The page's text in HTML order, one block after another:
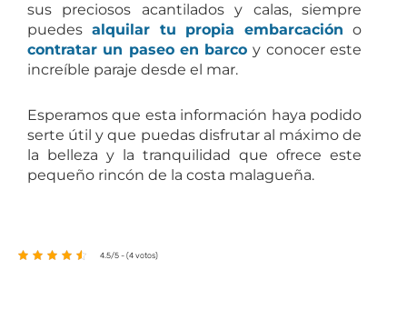
sus preciosos acantilados y calas, siempre
puedes alquilar tu propia embarcación o
contratar un paseo en barcoy conocer este
increíble paraje desde el mar.
Esperamos que esta información haya podido
serte útil y que puedas disfrutar al máximo de
la belleza y la tranquilidad que ofrece este
pequeño rincón de la costa malagueña.
4.5/5 - (4 votos)